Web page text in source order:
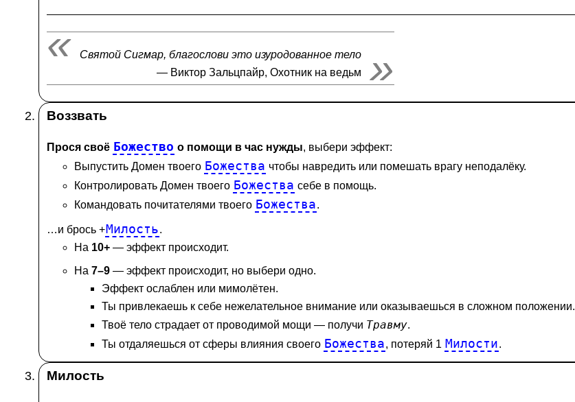
Святой Сигмар, благослови это изуродованное тело
— Виктор Зальцпайр, Охотник на ведьм
Воззвать
Прося своё Божество о помощи в час нужды, выбери эффект:
Выпустить Домен твоего Божества чтобы навредить или помешать врагу неподалёку.
Контролировать Домен твоего Божества себе в помощь.
Командовать почитателями твоего Божества.
…и брось +Милость.
На 10+ — эффект происходит.
На7–9 — эффект происходит, но выбери одно.
Эффект ослаблен или мимолётен.
Ты привлекаешь к себе нежелательное внимание или оказываешься в сложном положении.
Твоё тело страдает от проводимой мощи — получи Травму.
Ты отдаляешься от сферы влияния своего Божества, потеряй 1 Милости.
Милость